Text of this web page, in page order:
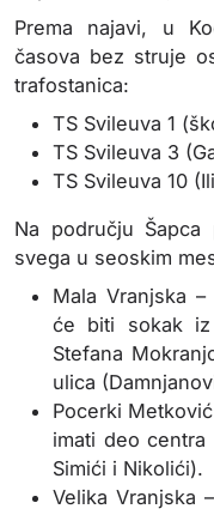
Prema najavi, u
časova bez struje
trafostanica:
TS Svileuva 1
TS Svileuva 3
TS Svileuva 10
Na području
svega u seoskim
Mala Vranjska
će biti sokak iz
Stefana
ulica
Pocerki
imati deo centra
Simići i Nikolići).
Velika Vranjska